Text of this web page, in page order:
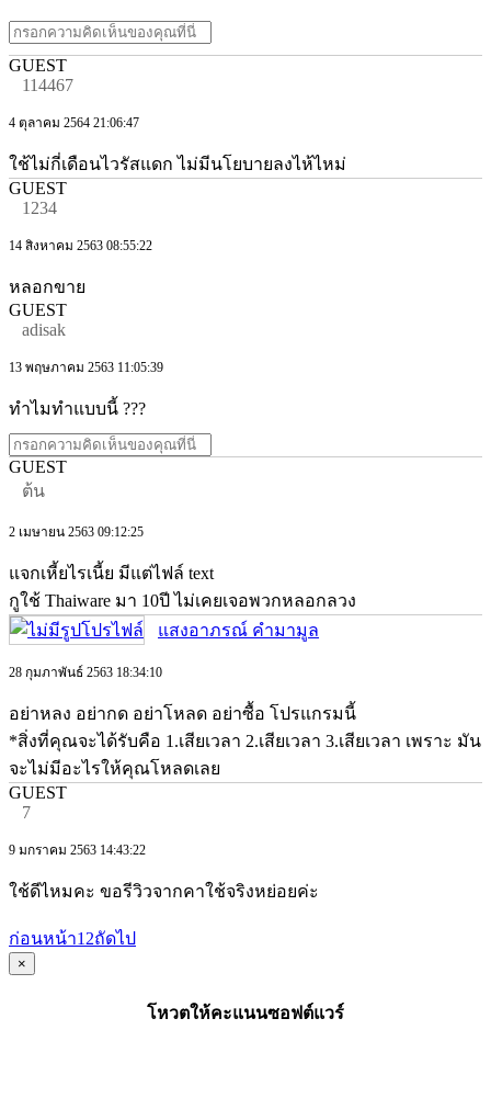
GUEST
114467
4 ตุลาคม 2564 21:06:47
ใช้ไม่กี่เดือนไวรัสแดก ไม่มีนโยบายลงไห้ไหม่
GUEST
1234
14 สิงหาคม 2563 08:55:22
หลอกขาย
GUEST
adisak
13 พฤษภาคม 2563 11:05:39
ทำไมทำแบบนี้ ???
GUEST
ต้น
2 เมษายน 2563 09:12:25
แจกเหี้ยไรเนี้ย มีแต่ไฟล์ text
กูใช้ Thaiware มา 10ปี ไม่เคยเจอพวกหลอกลวง
แสงอาภรณ์ คํามามูล
28 กุมภาพันธ์ 2563 18:34:10
อย่าหลง อย่ากด อย่าโหลด อย่าซื้อ โปรแกรมนี้
*สิ่งที่คุณจะได้รับคือ 1.เสียเวลา 2.เสียเวลา 3.เสียเวลา เพราะ มัน
จะไม่มีอะไรให้คุณโหลดเลย
GUEST
7
9 มกราคม 2563 14:43:22
ใช้ดีไหมคะ ขอรีวิวจากคาใช้จริงหย่อยค่ะ
ก่อนหน้า12ถัดไป
×
โหวตให้คะแนนซอฟต์แวร์